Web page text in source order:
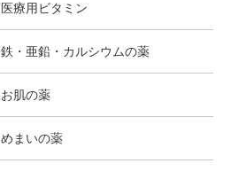
医療用ビタミン
鉄・亜鉛・カルシウムの薬
お肌の薬
めまいの薬